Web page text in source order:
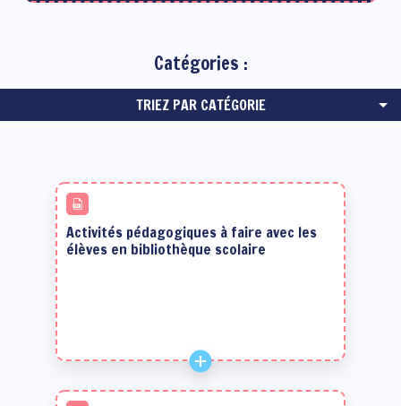
Catégories :
TRIEZ PAR CATÉGORIE
Activités pédagogiques à faire avec les
élèves en bibliothèque scolaire